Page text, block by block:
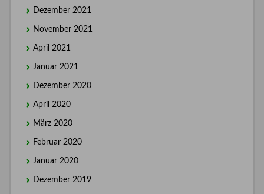
Dezember 2021
November 2021
April 2021
Januar 2021
Dezember 2020
April 2020
März 2020
Februar 2020
Januar 2020
Dezember 2019